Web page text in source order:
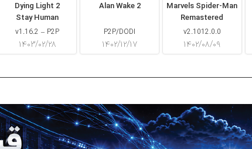
Dying Light 2
Stay Human
v1.16.2 – P2P
۱۴۰۳/۰۲/۲۸
Alan Wake 2
P2P/DODI
۱۴۰۲/۱۲/۱۷
Marvels Spider-Man
Remastered
v2.1012.0.0
۱۴۰۲/۰۸/۰۹